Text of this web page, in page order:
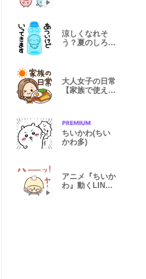
涼しくなれそ
う？夏のしろま
大人女子の日常
【家族で使える
ちいかわ(ちい
かわ多)
アニメ『ちいか
わ』動くLINE